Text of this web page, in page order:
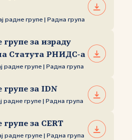
радне групе | Радна група
за израду
Статута РНИДС‑а
радне групе | Радна група
групе за IDN
радне групе | Радна група
за CERT
радне групе | Радна група